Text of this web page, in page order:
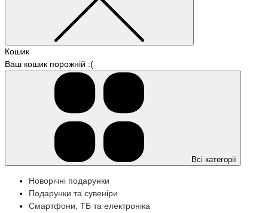
Кошик
Ваш кошик порожній :(
Всі категорії
Новорічні подарунки
Подарунки та сувеніри
Смартфони, ТБ та електроніка